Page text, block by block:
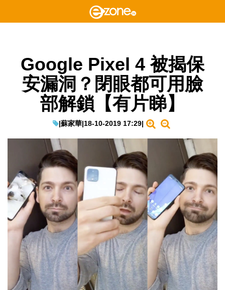
Google Pixel 4 被揭保
安漏洞？閉眼都可用臉
部解鎖【有片睇】
|蘇家華|18-10-2019 17:29|